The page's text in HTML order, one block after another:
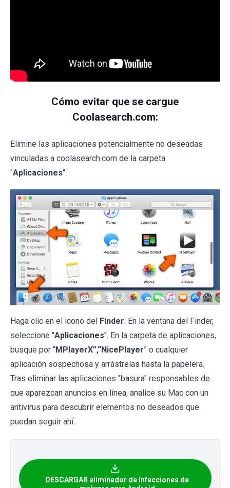
Cómo evitar que se cargue
Coolasearch.com:
Elimine las aplicaciones potencialmente no deseadas
vinculadas a coolasearch.com de la carpeta
"Aplicaciones":
Haga clic en el icono del Finder. En la ventana del Finder,
seleccione "Aplicaciones". En la carpeta de aplicaciones,
busque por “MPlayerX”,“NicePlayer” o cualquier
aplicación sospechosa y arrástrelas hasta la papelera.
Tras eliminar las aplicaciones "basura" responsables de
que aparezcan anuncios en línea, analice su Mac con un
antivirus para descubrir elementos no deseados que
puedan seguir ahí.
DESCARGAR eliminador de infecciones de